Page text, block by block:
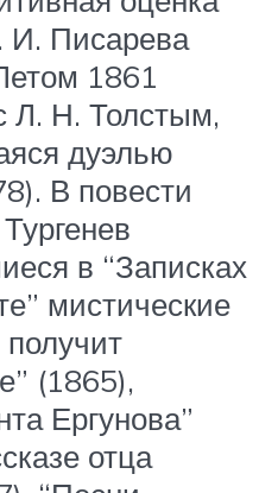
И. Писарева
1861
Л. Н. Толстым,
дуэлью
В повести
в “Записках
мистические
(1865),
Ергунова”
отца